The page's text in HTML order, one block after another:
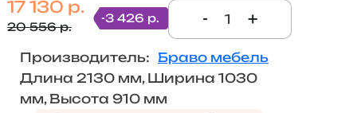
17 130 р.
20 556 р.
-3 426 р. - +
Производитель: Браво мебель
Длина 2130 мм, Ширина 1030
мм, Высота 910 мм